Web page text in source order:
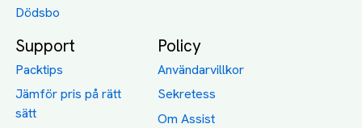
Dödsbo
Support
Packtips
Jämför pris på rätt
sätt
Policy
Användarvillkor
Sekretess
Om Assist